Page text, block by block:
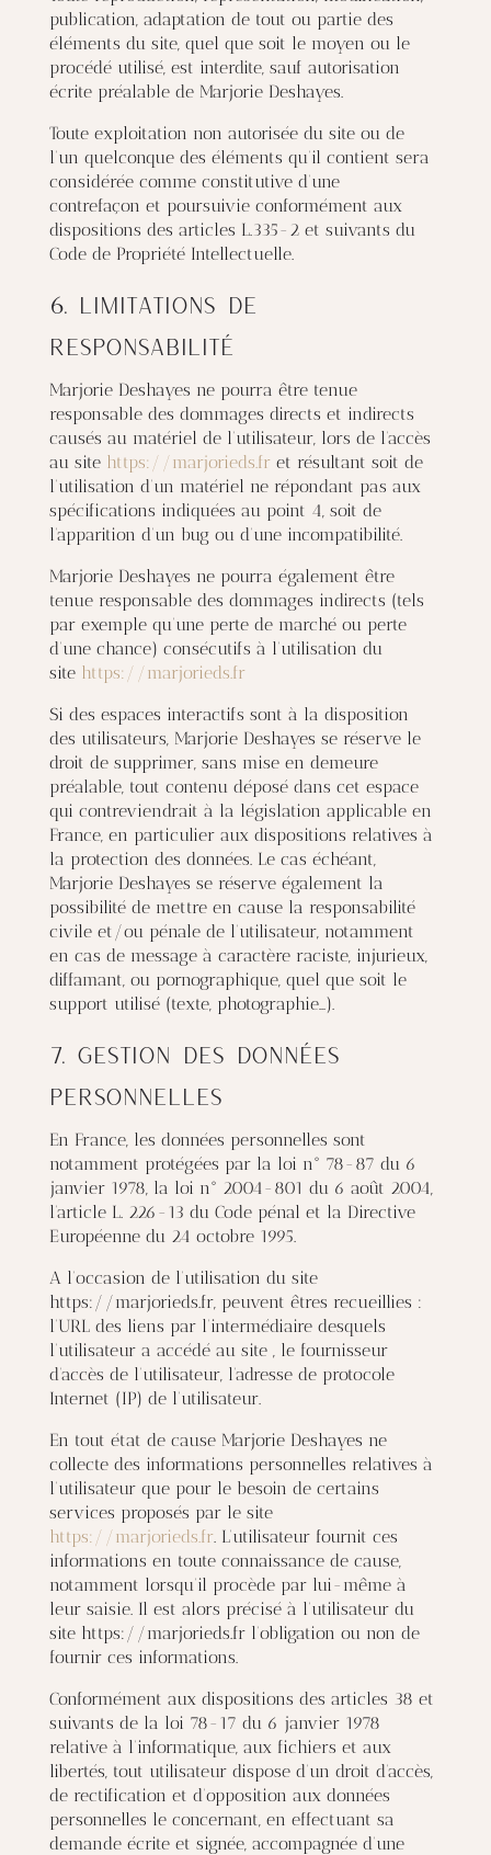
publication, adaptation de tout ou partie des
éléments du site, quel que soit le moyen ou le
procédé utilisé, est interdite, sauf autorisation
écrite préalable de Marjorie Deshayes.
Toute exploitation non autorisée du site ou de
l’un quelconque des éléments qu’il contient sera
considérée comme constitutive d’une
contrefaçon et poursuivie conformément aux
dispositions des articles L.335-2 et suivants du
Code de Propriété Intellectuelle.
6. Limitations de
responsabilité
Marjorie Deshayes ne pourra être tenue
responsable des dommages directs et indirects
causés au matériel de l’utilisateur, lors de l’accès
au site https://marjorieds.fr et résultant soit de
l’utilisation d’un matériel ne répondant pas aux
spécifications indiquées au point 4, soit de
l’apparition d’un bug ou d’une incompatibilité.
Marjorie Deshayes ne pourra également être
tenue responsable des dommages indirects (tels
par exemple qu’une perte de marché ou perte
d’une chance) consécutifs à l’utilisation du
site https://marjorieds.fr
Si des espaces interactifs sont à la disposition
des utilisateurs, Marjorie Deshayes se réserve le
droit de supprimer, sans mise en demeure
préalable, tout contenu déposé dans cet espace
qui contreviendrait à la législation applicable en
France, en particulier aux dispositions relatives à
la protection des données. Le cas échéant,
Marjorie Deshayes se réserve également la
possibilité de mettre en cause la responsabilité
civile et/ou pénale de l’utilisateur, notamment
en cas de message à caractère raciste, injurieux,
diffamant, ou pornographique, quel que soit le
support utilisé (texte, photographie…).
7. Gestion des données
personnelles
En France, les données personnelles sont
notamment protégées par la loi n° 78-87 du 6
janvier 1978, la loi n° 2004-801 du 6 août 2004,
l’article L. 226-13 du Code pénal et la Directive
Européenne du 24 octobre 1995.
A l’occasion de l’utilisation du site
https://marjorieds.fr, peuvent êtres recueillies :
l’URL des liens par l’intermédiaire desquels
l’utilisateur a accédé au site , le fournisseur
d’accès de l’utilisateur, l’adresse de protocole
Internet (IP) de l’utilisateur.
En tout état de cause Marjorie Deshayes ne
collecte des informations personnelles relatives à
l’utilisateur que pour le besoin de certains
services proposés par le site
https://marjorieds.fr. L’utilisateur fournit ces
informations en toute connaissance de cause,
notamment lorsqu’il procède par lui-même à
leur saisie. Il est alors précisé à l’utilisateur du
site https://marjorieds.fr l’obligation ou non de
fournir ces informations.
Conformément aux dispositions des articles 38 et
suivants de la loi 78-17 du 6 janvier 1978
relative à l’informatique, aux fichiers et aux
libertés, tout utilisateur dispose d’un droit d’accès,
de rectification et d’opposition aux données
personnelles le concernant, en effectuant sa
demande écrite et signée, accompagnée d’une